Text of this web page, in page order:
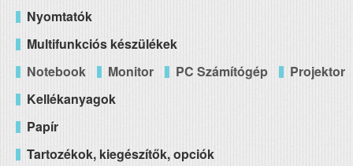
Nyomtatók
Multifunkciós készülékek
Notebook
Monitor PC Számítógép
Projektor
Kellékanyagok
Papír
Tartozékok, kiegészítők, opciók